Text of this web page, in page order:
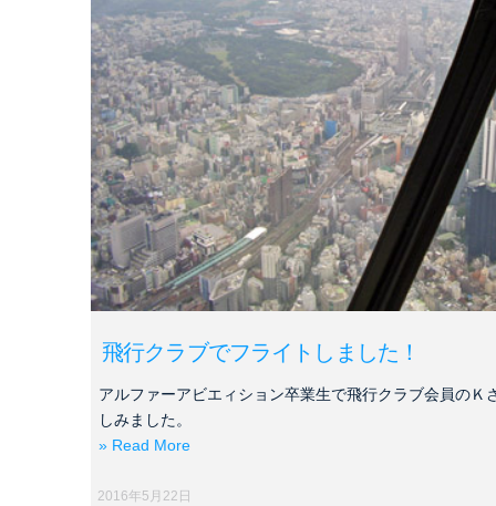
飛行クラブでフライトしました！
アルファーアビエィション卒業生で飛行クラブ会員のＫ
しみました。
» Read More
2016年5月22日